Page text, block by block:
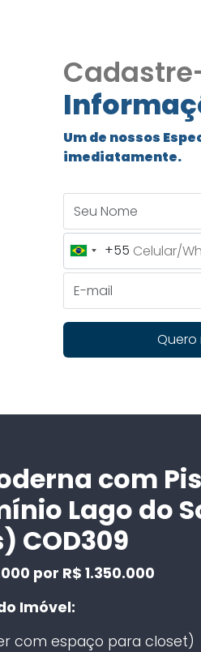
Um de nossos
imediatamente.
Brazil
+55
+55
com
Lago do
COD309
por R$ 1.350.000
Imóvel:
com espaço para closet)